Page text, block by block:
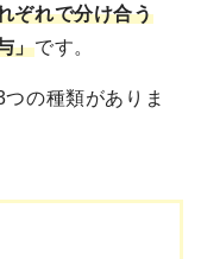
ぞれで分け合う
」です。
の種類がありま